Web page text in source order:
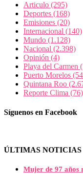
Articulo (295)
Deportes (168)
Emisiones (20)
Internacional (140)
Mundo (1.128)
Nacional (2.398)
Opinión (4)
Playa del Carmen
Puerto Morelos
Quintana Roo
Reporte Clima (76)
Síguenos en Facebook
ÚLTIMAS NOTICIAS
Mujer de 97 años